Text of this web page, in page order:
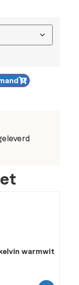
warmwit